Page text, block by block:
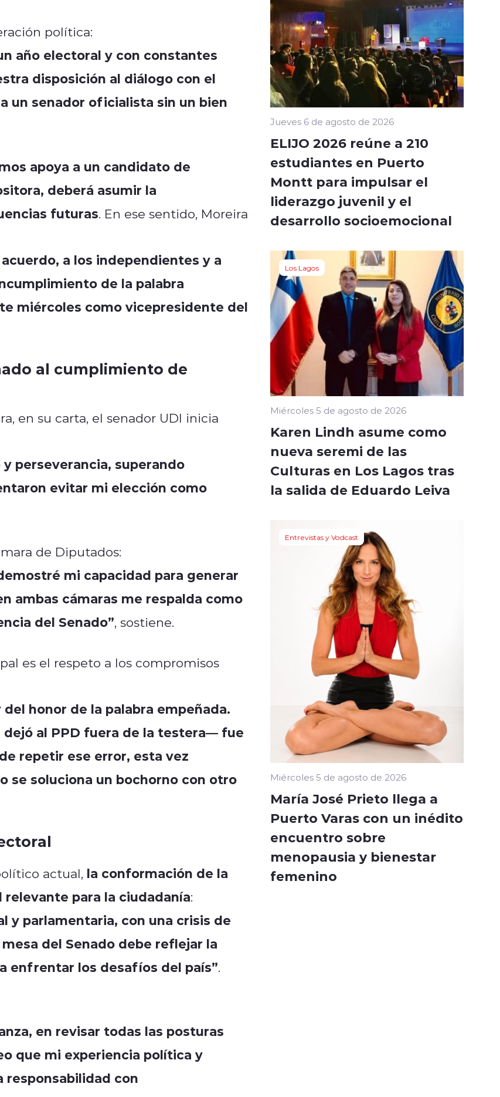
política:
año electoral y con constantes
disposición al diálogo con el
un senador oficialista sin un bien
apoya a un candidato de
deberá asumir la
futuras. En ese sentido, Moreira
a los independientes y a
de la palabra
miércoles como vicepresidente del
al cumplimiento de
en su carta, el senador UDI inicia
perseverancia, superando
evitar mi elección como
de Diputados:
mi capacidad para generar
ambas cámaras me respalda como
del Senado”, sostiene.
es el respeto a los compromisos
honor de la palabra empeñada.
al PPD fuera de la testera— fue
repetir ese error, esta vez
se soluciona un bochorno con otro
actual, la conformación de la
para la ciudadanía:
y parlamentaria, con una crisis de
del Senado debe reflejar la
enfrentar los desafíos del país”.
en revisar todas las posturas
que mi experiencia política y
responsabilidad con
Jueves 6 de agosto de 2026
ELIJO 2026 reúne a 210
estudiantes en Puerto
Montt para impulsar el
liderazgo juvenil y el
desarrollo socioemocional
Los Lagos
Miércoles 5 de agosto de 2026
Karen Lindh asume como
nueva seremi de las
Culturas en Los Lagos tras
la salida de Eduardo Leiva
Entrevistas y Vodcast
Miércoles 5 de agosto de 2026
María José Prieto llega a
Puerto Varas con un inédito
encuentro sobre
menopausia y bienestar
femenino